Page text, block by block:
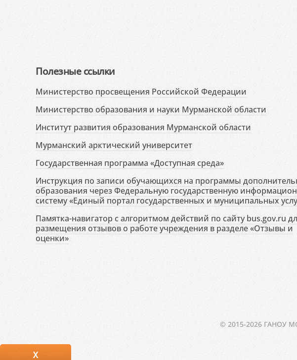
Полезные ссылки
Министерство просвещения Российской Федерации
Министерство образования и науки Мурманской области
Институт развития образования Мурманской области
Мурманский арктический университет
Государственная программа «Доступная среда»
Инструкция по записи обучающихся на программы
образования через Федеральную государственную
систему «Единый портал государственных и муниципальных
Памятка-навигатор с алгоритмом действий по сайту bus.gov.ru
размещения отзывов о работе учреждения в разделе «Отзывы и
оценки»
© 2015-2026 ГАНОУ
X